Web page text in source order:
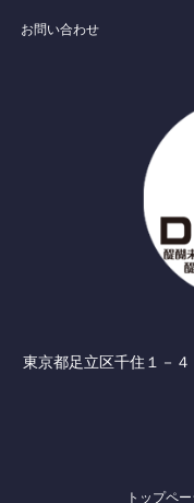
お問い合わせ
東京都足立区千住１－
トップペー